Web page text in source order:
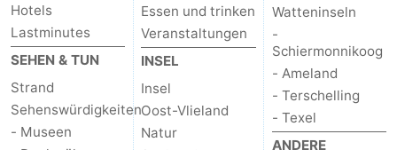
Hotels
Lastminutes
SEHEN & TUN
Strand
Sehenswürdigkeiten
- Museen
Essen und trinken
Veranstaltungen
INSEL
Insel
Oost-Vlieland
Natur
Watteninseln
-
Schiermonnikoog
- Ameland
- Terschelling
- Texel
ANDERE